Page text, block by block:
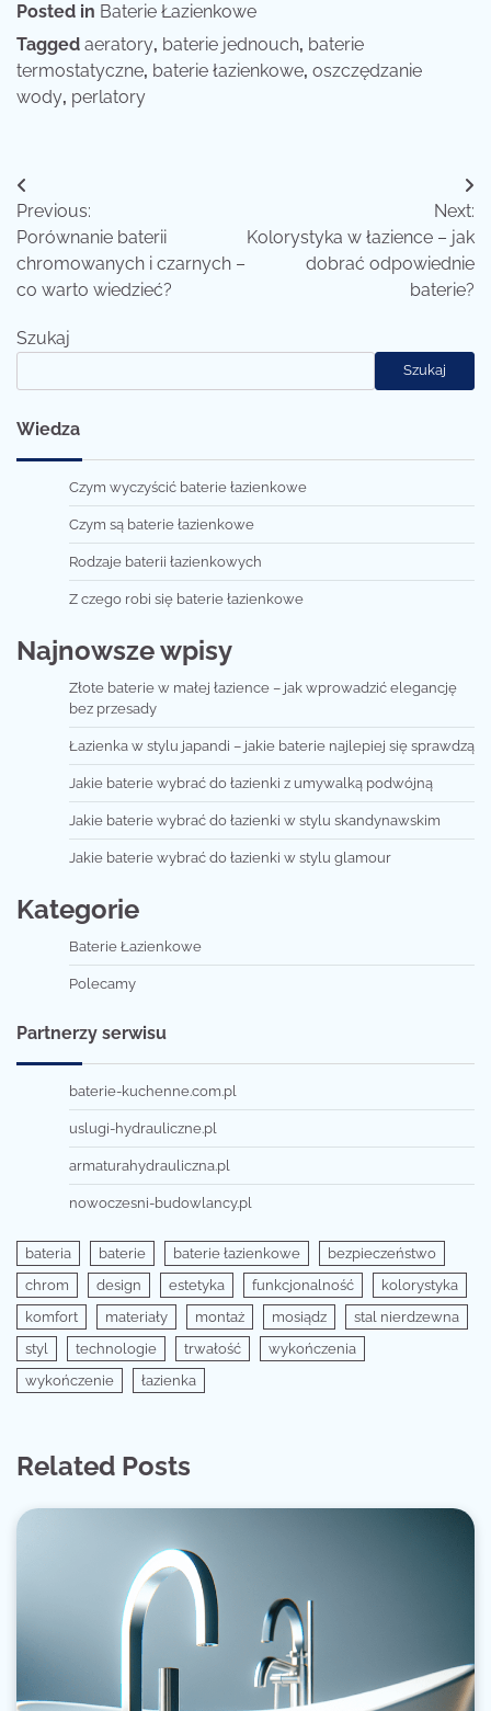
Posted in Baterie Łazienkowe
Tagged aeratory, baterie jednouch, baterie
termostatyczne, baterie łazienkowe, oszczędzanie
wody, perlatory
Nawigacja
wpisu
Previous:
Porównanie baterii
chromowanych i czarnych –
co warto wiedzieć?
Next:
Kolorystyka w łazience – jak
dobrać odpowiednie
baterie?
Szukaj
Szukaj
Wiedza
Czym wyczyścić baterie łazienkowe
Czym są baterie łazienkowe
Rodzaje baterii łazienkowych
Z czego robi się baterie łazienkowe
Najnowsze wpisy
Złote baterie w małej łazience – jak wprowadzić elegancję
bez przesady
Łazienka w stylu japandi – jakie baterie najlepiej się sprawdzą
Jakie baterie wybrać do łazienki z umywalką podwójną
Jakie baterie wybrać do łazienki w stylu skandynawskim
Jakie baterie wybrać do łazienki w stylu glamour
Kategorie
Baterie Łazienkowe
Polecamy
Partnerzy serwisu
baterie-kuchenne.com.pl
uslugi-hydrauliczne.pl
armaturahydrauliczna.pl
nowoczesni-budowlancy.pl
bateria baterie baterie łazienkowe
bezpieczeństwo
chrom
design estetyka funkcjonalność
kolorystyka
komfort
materiały montaż mosiądz
stal nierdzewna
styl
technologie trwałość
wykończenia
wykończenie
łazienka
Related Posts